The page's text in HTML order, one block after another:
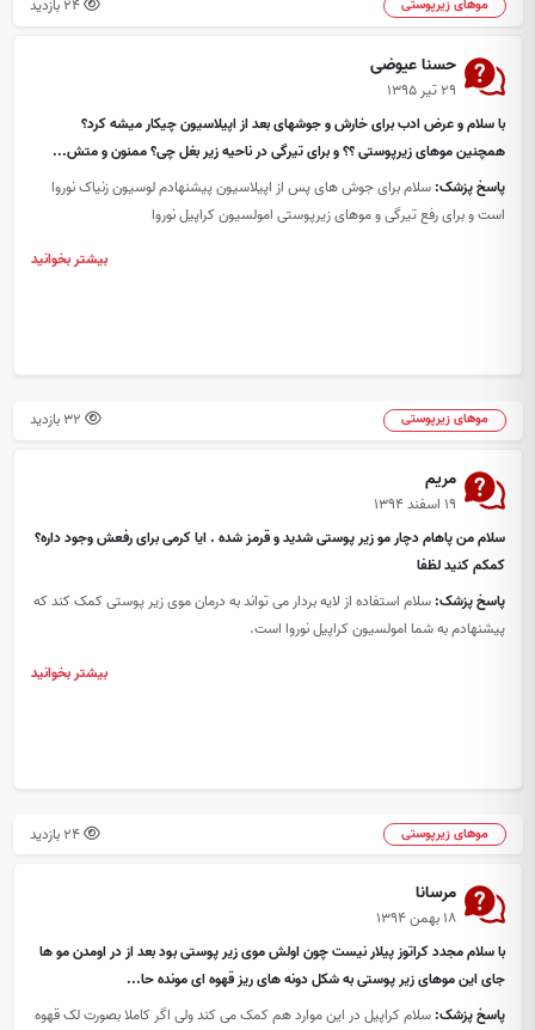
موهای زیرپوستی 24 بازدید
حسنا عیوضی
۲۹ تیر ۱۳۹۵
با سلام و عرض ادب برای خارش و جوشهای بعد از اپیلاسیون چیکار میشه کرد؟
همچنین موهای زیرپوستی ؟؟ و برای تیرگی در ناحیه زیر بغل چی؟ ممنون و متش...
پاسخ پزشک: سلام برای جوش های پس از اپیلاسیون پیشنهادم لوسیون زنیاک نوروا
است و برای رفع تیرگی و موهای زیرپوستی امولسیون کراپیل نوروا
بیشتر بخوانید
موهای زیرپوستی
مریم
۱۹ اسفند ۱۳۹۴
سلام من پاهام دچار مو زیر پوستی شدید و قرمز شده . ایا کرمی برای رفعش وجود داره؟
کمکم کنید لظفا
پاسخ پزشک: سلام استفاده از لایه بردار می تواند به درمان موی زیر پوستی کمک کند که
پیشنهادم به شما امولسیون کراپیل نوروا است.
بیشتر بخوانید
موهای زیرپوستی 24 بازدید
مرسانا
۱۸ بهمن ۱۳۹۴
با سلام مجدد کراتوز پیلار نیست چون اولش موی زیر پوستی بود بعد از در اومدن مو ها
جای این موهای زیر پوستی به شکل دونه های ریز قهوه ای مونده حا...
پاسخ پزشک: سلام کراپیل در این موارد هم کمک می کند ولی اگر کاملا بصورت لک قهوه